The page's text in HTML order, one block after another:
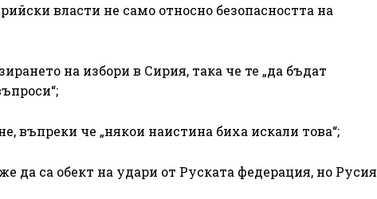
власти не само относно безопасността на
на избори в Сирия, така че те „да бъдат
въпреки че „някои наистина биха искали това“;
да са обект на удари от Руската федерация, но Русия